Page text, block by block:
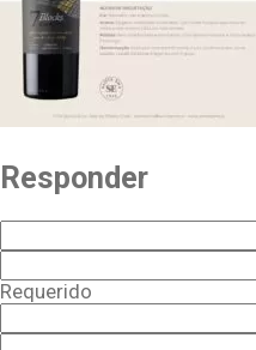
Responder
Requerido